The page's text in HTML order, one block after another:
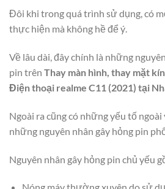
Đôi khi trong quá trình sử dụng, có
thực hiện mà không hề để ý.
Về lâu dài, đây chính là những
pin trên Thay màn hình, thay mặt
Điện thoại realme C11 (2021) tại
Ngoài ra cũng có những yếu tố
những nguyên nhân gây hỏng pin
Nguyên nhân gây hỏng pin chủ yếu